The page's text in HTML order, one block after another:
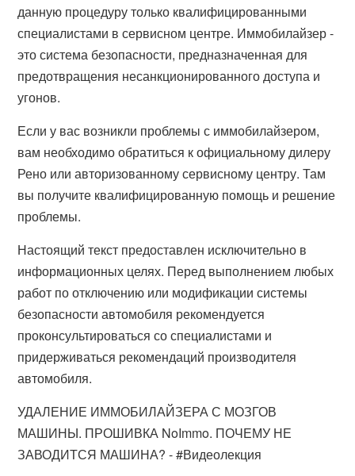
данную процедуру только квалифицированными
специалистами в сервисном центре. Иммобилайзер -
это система безопасности, предназначенная для
предотвращения несанкционированного доступа и
угонов.
Если у вас возникли проблемы с иммобилайзером,
вам необходимо обратиться к официальному дилеру
Рено или авторизованному сервисному центру. Там
вы получите квалифицированную помощь и решение
проблемы.
Настоящий текст предоставлен исключительно в
информационных целях. Перед выполнением любых
работ по отключению или модификации системы
безопасности автомобиля рекомендуется
проконсультироваться со специалистами и
придерживаться рекомендаций производителя
автомобиля.
УДАЛЕНИЕ ИММОБИЛАЙЗЕРА С МОЗГОВ
МАШИНЫ. ПРОШИВКА NoImmo. ПОЧЕМУ НЕ
ЗАВОДИТСЯ МАШИНА? - #Видеолекция